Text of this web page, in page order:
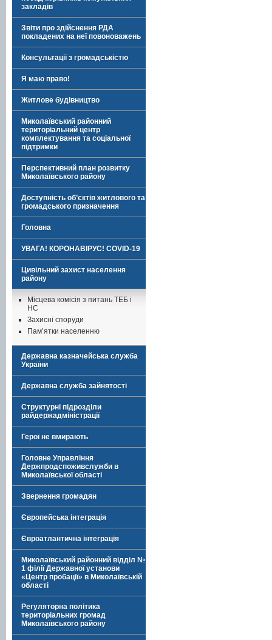
закладів
Звіти про здійснення РДА
покладених на неї повоноважень
Консультації з громадськістю
Я маю право!
Житлове будівництво
Миколаївський районний
територіальний центр
комплектування та соціальної
підтримки
Перспективний план розвитку
Миколаївського району
Доступність об’єктів житлового та
громадського призначення
Головна
УВАГА! КОРОНАВІРУС! COVID-19
Цивільний захист населення
району
Місцева комісія з питань ТЕБ і
НС
Захисні споруди
Пам’ятки населенню
Державна казначейська служба
України
Державна служба зайнятості
Структурні підрозділи
райдержадміністрації
Герої не вмирають
Головне Управління
Держпродспоживслужби в
Миколаївської області
Звернення громадян
Європейська інтеграція
Євроатлантична інтеграція
Миколаївський районний відділ №
1 філії Державної установи
«Центр пробації» в Миколаївській
області
Регуляторна політика
територіальних громад
Миколаївського району